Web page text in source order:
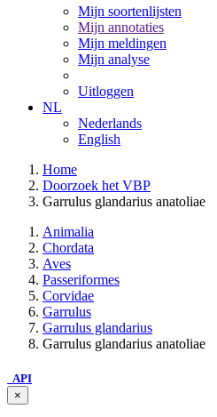
Mijn soortenlijsten
Mijn annotaties
Mijn meldingen
Mijn analyse
Uitloggen
NL
Nederlands
English
Home
Doorzoek het VBP
Garrulus glandarius anatoliae
Animalia
Chordata
Aves
Passeriformes
Corvidae
Garrulus
Garrulus glandarius
Garrulus glandarius anatoliae
API
×